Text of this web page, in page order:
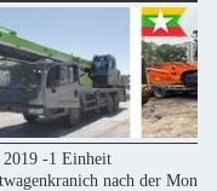
2019 -1 Einheit
nach der